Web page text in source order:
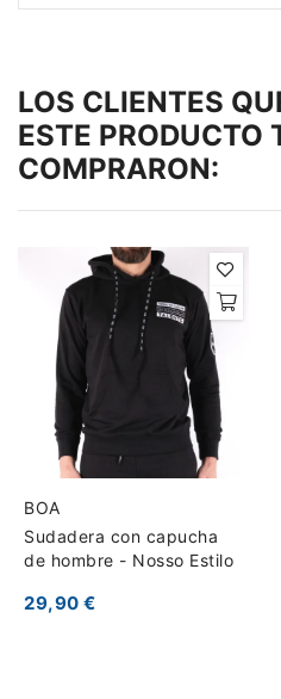
LOS CLIENTES
ESTE PRODUCTO
COMPRARON:
BOA
Sudadera con capucha
de hombre - Nosso Estilo
29,90 €